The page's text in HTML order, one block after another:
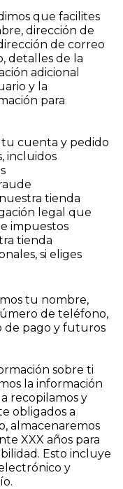
que facilites
dirección de
de correo
detalles de la
adicional
y la
para
cuenta y pedido
incluidos
tienda
legal que
impuestos
tienda
si eliges
tu nombre,
de teléfono,
de pago y futuros
sobre ti
la información
recopilamos y
obligados a
almacenaremos
XXX años para
Esto incluye
y